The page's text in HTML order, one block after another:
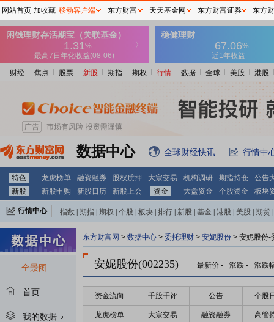
财经 焦点 股票 新股 期指 期权 行情 数据 全球 美股 港股
数据中心 全球财经快讯 行情中
特色 龙虎榜单 融资融券 股权质押 大宗交易 机构调研 期指持仓
公告
新股
新股申购 新股日历 新股上会 资金 大盘资金 个股资金 板块
行情中心 指数 期指 期权 个股 板块 排行 新股 基金 港股 美股 期货
全景图
首页
我的数据
东方财富网 > 数据中心 > 委托理财 > 安妮股份 > 安妮股份-
安妮股份(002235) 最新价 - 涨跌 - 涨跌
资金流向 千股千评 公告 个股
龙虎榜单 大宗交易 融资融券 高管
网站首页 加收藏 移动客户端 东方财富 天天基金网 东方财富证券 东方